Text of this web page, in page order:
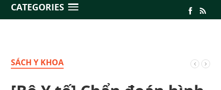
CATEGORIES
SÁCH Y KHOA